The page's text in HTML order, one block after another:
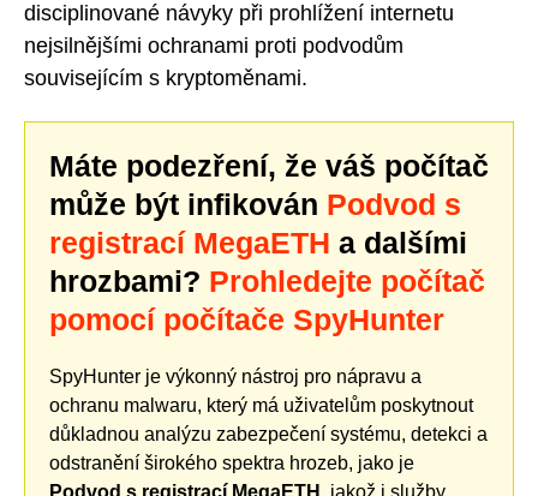
disciplinované návyky při prohlížení internetu
nejsilnějšími ochranami proti podvodům
souvisejícím s kryptoměnami.
Máte podezření, že váš počítač
může být infikován Podvod s
registrací MegaETH a dalšími
hrozbami? Prohledejte počítač
pomocí počítače SpyHunter
SpyHunter je výkonný nástroj pro nápravu a
ochranu malwaru, který má uživatelům poskytnout
důkladnou analýzu zabezpečení systému, detekci a
odstranění širokého spektra hrozeb, jako je
Podvod s registrací MegaETH , jakož i služby